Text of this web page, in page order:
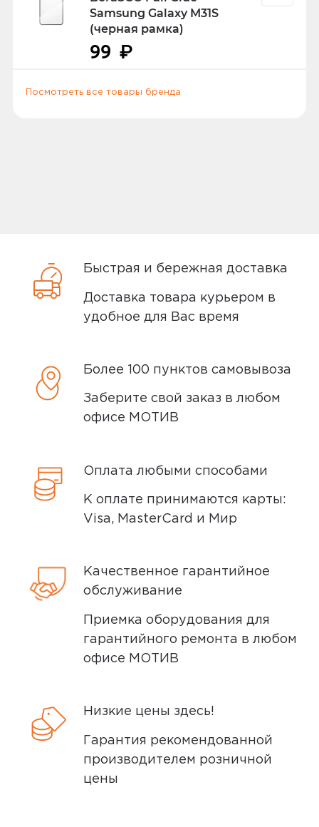
заграничный паспорт, водительское
удостоверение или другой документ
Мотив. Самовывоз бесплатный. Мы
сообщим вам о возможной дате доставки
после того, как вы подтвердите заказ.
Доставка курьером производится на
следующий день после заказа (если
заказ был оформлен до 15.00). Вы можете
сможете обсудитьс нашим
специалистом после оформления
Доставка заказов производится
Екатеринбурге, Нижнем Тагиле, Кургане
и Сургуте.
включен комплект подключения SIM-
карты. Если сумма заказа менее 3000
рублей, то стоимость доставки 300
Samsung Galaxy M31S
(черная рамка)
99 ₽
Посмотреть все товары бренда
Быстрая и бережная доставка
Доставка товара курьером в
удобное для Вас время
Более 100 пунктов самовывоза
Заберите свой заказ в любом
офисе МОТИВ
Оплата любыми способами
К оплате принимаются карты:
Visa, MasterCard и Мир
Качественное гарантийное
обслуживание
Приемка оборудования для
гарантийного ремонта в любом
офисе МОТИВ
Низкие цены здесь!
Гарантия рекомендованной
производителем розничной
цены